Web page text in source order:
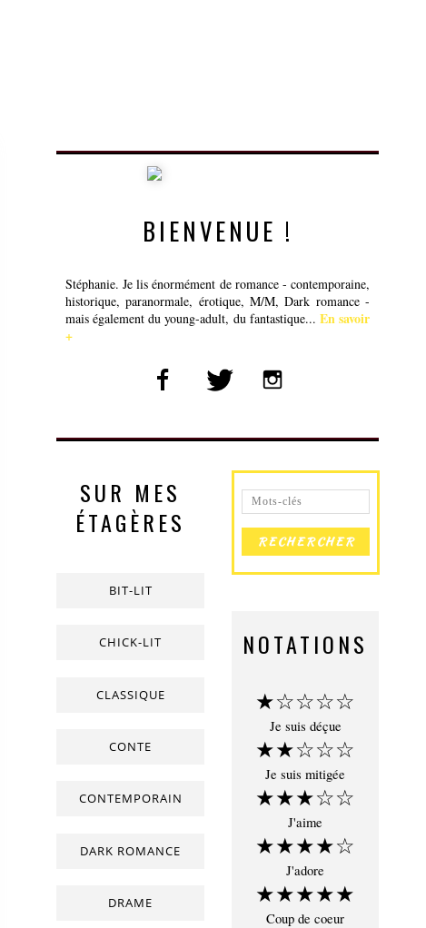
BIENVENUE !
Stéphanie. Je lis énormément de romance - contemporaine,
historique, paranormale, érotique, M/M, Dark romance -
mais également du young-adult, du fantastique... En savoir
+
SUR MES
ÉTAGÈRES
BIT-LIT
CHICK-LIT
CLASSIQUE
CONTE
CONTEMPORAIN
DARK ROMANCE
DRAME
NOTATIONS
★☆☆☆☆
Je suis déçue
★★☆☆☆
Je suis mitigée
★★★☆☆
J'aime
★★★★☆
J'adore
★★★★★
Coup de coeur